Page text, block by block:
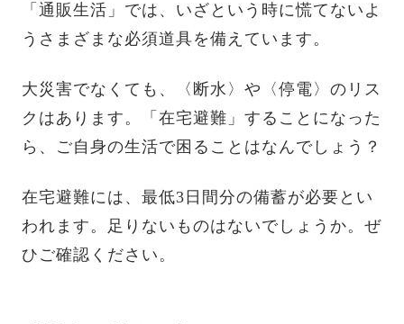
「通販生活」では、いざという時に慌てないよ
うさまざまな必須道具を備えています。
大災害でなくても、〈断水〉や〈停電〉のリス
クはあります。「在宅避難」することになった
ら、ご自身の生活で困ることはなんでしょう？
在宅避難には、最低3日間分の備蓄が必要とい
われます。足りないものはないでしょうか。ぜ
ひご確認ください。